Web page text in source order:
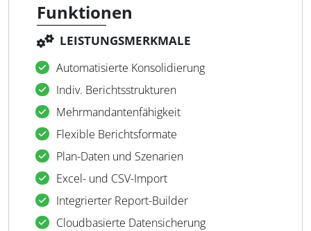
Funktionen
LEISTUNGSMERKMALE
Automatisierte Konsolidierung
Indiv. Berichtsstrukturen
Mehrmandantenfähigkeit
Flexible Berichtsformate
Plan-Daten und Szenarien
Excel- und CSV-Import
Integrierter Report-Builder
Cloudbasierte Datensicherung